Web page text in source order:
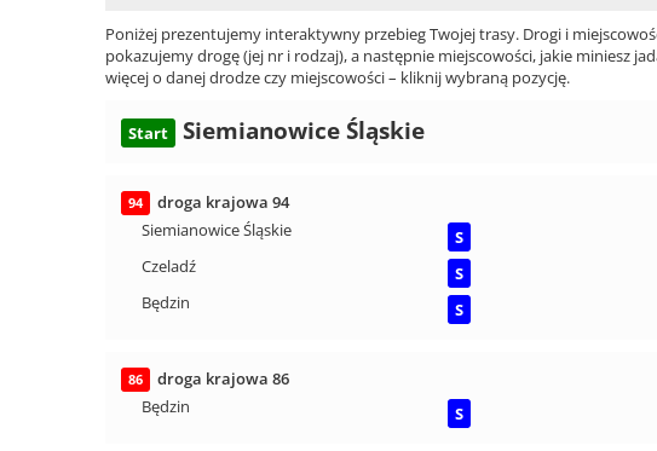
Poniżej prezentujemy interaktywny przebieg Twojej trasy. Drogi i
pokazujemy drogę (jej nr i rodzaj), a następnie miejscowości, jakie miniesz
więcej o danej drodze czy miejscowości – kliknij wybraną pozycję.
Start Siemianowice Śląskie
94
droga krajowa 94
Siemianowice Śląskie
S
Czeladź
S
Będzin
S
86
droga krajowa 86
Będzin
S